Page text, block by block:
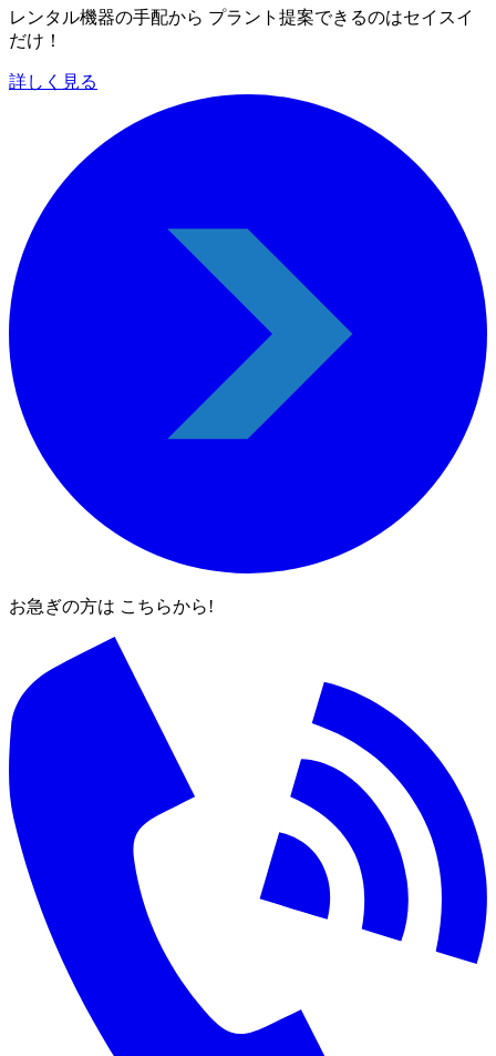
レンタル機器の手配から プラント提案できるのはセイスイ
だけ！
詳しく見る
お急ぎの方は こちらから!